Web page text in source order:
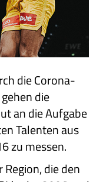
die Corona-
die
an die Aufgabe
Talenten aus
zu messen.
die den